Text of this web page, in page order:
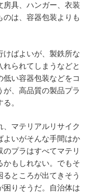
房具、ハンガー、衣装
は、容器包装よりも
けばよいが、製鉄所な
られてしまうなどと
い容器包装などをコ
が、高品質の製品プラ
。
マテリアルリサイク
よいがそんな手間はか
プラはすべてマテリ
かもしれない。でもそ
ところが出てきそう
困りそうだ。自治体は